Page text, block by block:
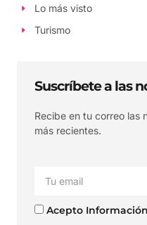
Lo más visto
Turismo
Suscríbete a las
Recibe en tu correo las
más recientes.
Acepto